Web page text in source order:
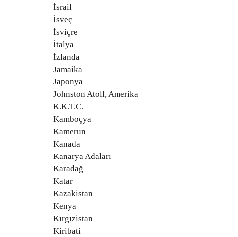
İsrail
İsveç
İsviçre
İtalya
İzlanda
Jamaika
Japonya
Johnston Atoll, Amerika
K.K.T.C.
Kamboçya
Kamerun
Kanada
Kanarya Adaları
Karadağ
Katar
Kazakistan
Kenya
Kırgızistan
Kiribati